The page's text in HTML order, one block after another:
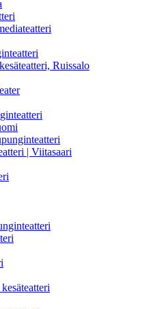
Ruissalo
| Viitasaari